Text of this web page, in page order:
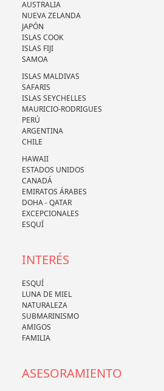
AUSTRALIA
NUEVA ZELANDA
JAPÓN
ISLAS COOK
ISLAS FIJI
SAMOA
ISLAS MALDIVAS
SAFARIS
ISLAS SEYCHELLES
MAURICIO-RODRIGUES
PERÚ
ARGENTINA
CHILE
HAWAII
ESTADOS UNIDOS
CANADÁ
EMIRATOS ÁRABES
DOHA - QATAR
EXCEPCIONALES
ESQUÍ
INTERÉS
ESQUÍ
LUNA DE MIEL
NATURALEZA
SUBMARINISMO
AMIGOS
FAMILIA
ASESORAMIENTO